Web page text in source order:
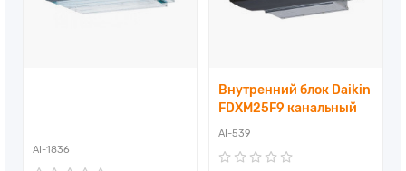
AI-1836
Внутренний блок Daikin
FDXM25F9 канальный
AI-539